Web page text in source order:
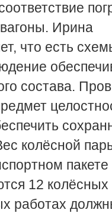
Ирина
что есть
состава.
колёсной
12 колёсных
работах